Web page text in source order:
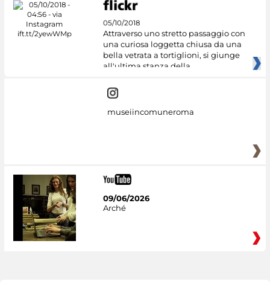
05/10/2018
Attraverso uno stretto passaggio con
una curiosa loggetta chiusa da una
bella vetrata a tortiglioni, si giunge
all'ultima stanza della
museiincomuneroma
09/06/2026
Arché